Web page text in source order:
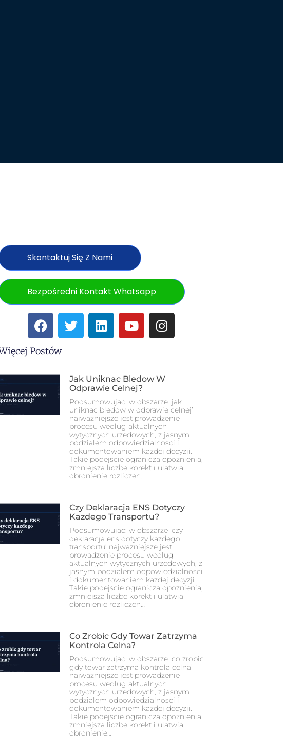
Skontaktuj Się Z Nami
Bezpośredni Kontakt Whatsapp
Postów
Jak Uniknac Bledow W
Odprawie Celnej?
Podsumowujac: w obszarze 'jak
uniknac bledow w odprawie celnej’
najwazniejsze jest prowadzenie
procesu wedlug aktualnych
wytycznych urzedowych, z jasnym
podzialem odpowiedzialnosci i
dokumentowaniem kazdej decyzji.
Takie podejscie ogranicza opoznienia,
zmniejsza liczbe korekt i ulatwia
obronienie rozliczen…
Czy Deklaracja ENS Dotyczy
Kazdego Transportu?
Podsumowujac: w obszarze 'czy
deklaracja ens dotyczy kazdego
transportu’ najwazniejsze jest
prowadzenie procesu wedlug
aktualnych wytycznych urzedowych, z
jasnym podzialem odpowiedzialnosci
i dokumentowaniem kazdej decyzji.
Takie podejscie ogranicza opoznienia,
zmniejsza liczbe korekt i ulatwia
obronienie rozliczen…
Co Zrobic Gdy Towar Zatrzyma
Kontrola Celna?
Podsumowujac: w obszarze 'co zrobic
gdy towar zatrzyma kontrola celna’
najwazniejsze jest prowadzenie
procesu wedlug aktualnych
wytycznych urzedowych, z jasnym
podzialem odpowiedzialnosci i
dokumentowaniem kazdej decyzji.
Takie podejscie ogranicza opoznienia,
zmniejsza liczbe korekt i ulatwia
obronienie…